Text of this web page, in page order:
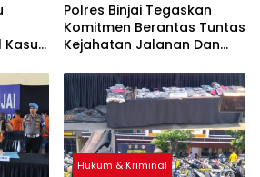
Kasus
ll
Polres Binjai Tegaskan
Komitmen Berantas Tuntas
Kejahatan Jalanan Dan
Baru Berhasil Diringkus Tim
Cobra
Hukum & Kriminal